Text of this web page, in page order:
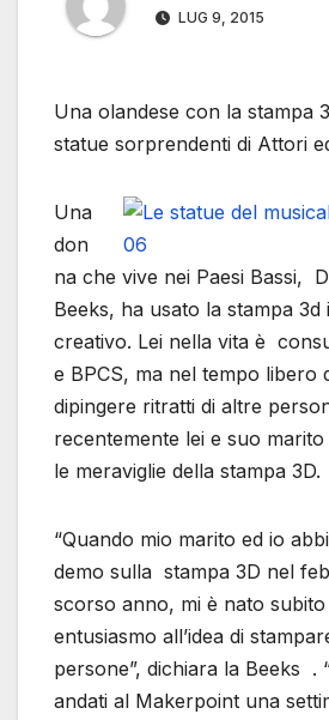
LUG 9, 2015
Una olandese con la stampa
statue sorprendenti di Attori
Una
don
na che vive nei Paesi Bassi,
Beeks, ha usato la stampa 3d
creativo. Lei nella vita è
e BPCS, ma nel tempo libero
dipingere ritratti di altre
recentemente lei e suo
le meraviglie della stampa 3D.
“Quando mio marito ed io
demo sulla stampa 3D nel
scorso anno, mi è nato
entusiasmo all’idea di
persone”, dichiara la Beeks .
andati al Makerpoint una